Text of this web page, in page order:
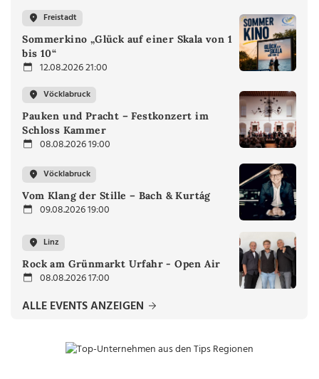
Freistadt
Sommerkino „Glück auf einer Skala von 1
bis 10“
12.08.2026 21:00
Vöcklabruck
Pauken und Pracht – Festkonzert im
Schloss Kammer
08.08.2026 19:00
Vöcklabruck
Vom Klang der Stille – Bach & Kurtág
09.08.2026 19:00
Linz
Rock am Grünmarkt Urfahr - Open Air
08.08.2026 17:00
ALLE EVENTS ANZEIGEN